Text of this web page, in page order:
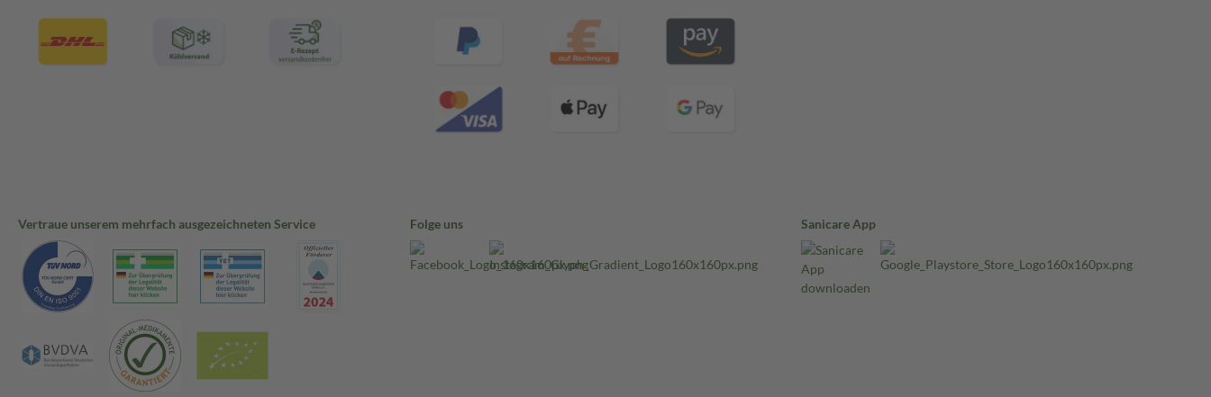
Vertraue unserem mehrfach ausgezeichneten Service Folge uns Sanicare App